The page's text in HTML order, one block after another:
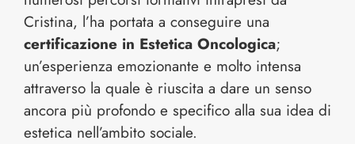
Cristina, l’ha portata a conseguire una
certificazione in Estetica Oncologica;
un’esperienza emozionante e molto intensa
attraverso la quale è riuscita a dare un senso
ancora più profondo e specifico alla sua idea di
estetica nell’ambito sociale.